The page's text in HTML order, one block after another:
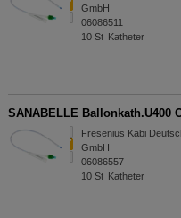
GmbH
06086511
10 St Katheter
SANABELLE Ballonkath.U400
Fresenius Kabi
GmbH
06086557
10 St Katheter